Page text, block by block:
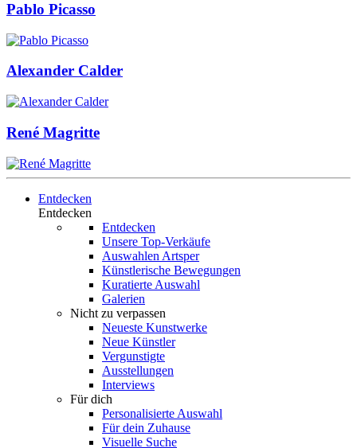
Pablo Picasso
Alexander Calder
René Magritte
Entdecken
Entdecken
Entdecken
Unsere Top-Verkäufe
Auswahlen Artsper
Künstlerische Bewegungen
Kuratierte Auswahl
Galerien
Nicht zu verpassen
Neueste Kunstwerke
Neue Künstler
Vergunstigte
Ausstellungen
Interviews
Für dich
Personalisierte Auswahl
Für dein Zuhause
Visuelle Suche